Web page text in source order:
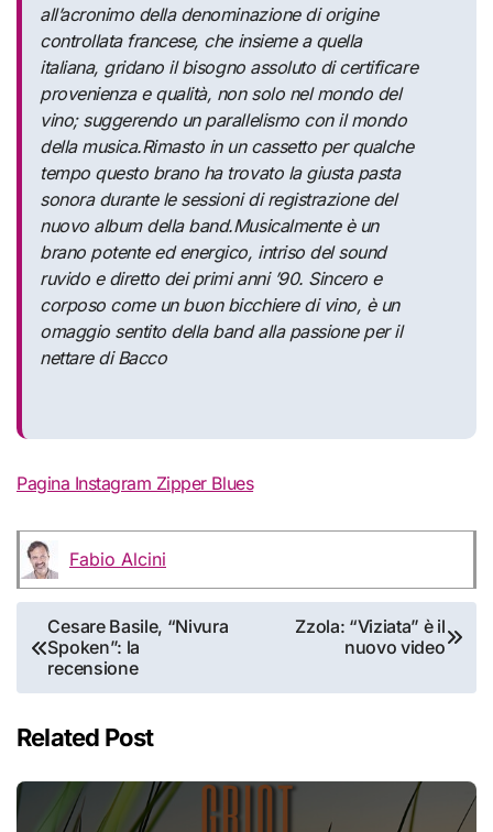
all’acronimo della denominazione di origine
controllata francese, che insieme a quella
italiana, gridano il bisogno assoluto di certificare
provenienza e qualità, non solo nel mondo del
vino; suggerendo un parallelismo con il mondo
della musica.Rimasto in un cassetto per qualche
tempo questo brano ha trovato la giusta pasta
sonora durante le sessioni di registrazione del
nuovo album della band.Musicalmente è un
brano potente ed energico, intriso del sound
ruvido e diretto dei primi anni ’90. Sincero e
corposo come un buon bicchiere di vino, è un
omaggio sentito della band alla passione per il
nettare di Bacco
Pagina Instagram Zipper Blues
Fabio Alcini
Navigazione
articoli
Cesare Basile, “Nivura
Spoken”: la
recensione
Zzola: “Viziata” è il
nuovo video
Related Post